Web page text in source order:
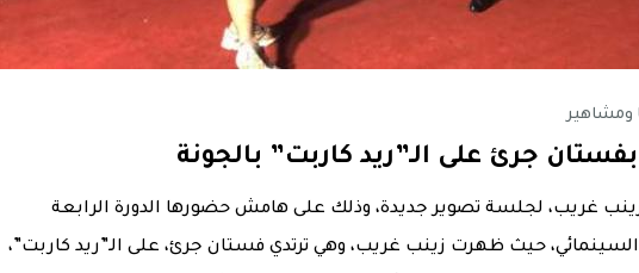
ومشاهير
جرئ على الـ”ريد كاربت” بالجونة
غريب، لجلسة تصوير جديدة، وذلك على هامش حضورها الدورة الرابعة
السينمائي، حيث ظهرت زينب غريب، وهي ترتدي فستان جرئ، على الـ”ريد كاربت”،